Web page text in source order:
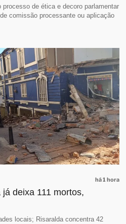
de ética e decoro parlamentar
comissão processante ou aplicação
há 1 hora
deixa 111 mortos,
locais; Risaralda concentra 42